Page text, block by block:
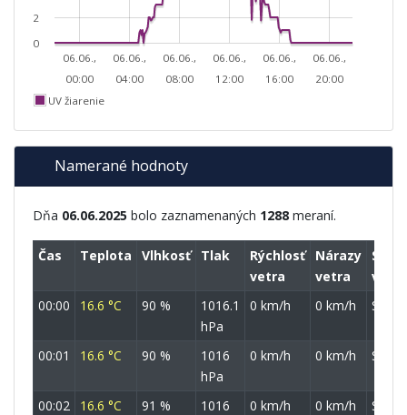
06.06.,
00:00
06.06.,
04:00
06.06.,
08:00
06.06.,
12:00
06.06.,
16:00
06.06.,
20:00
0
2
UV žiarenie
Namerané hodnoty
Dňa 06.06.2025 bolo zaznamenaných 1288 meraní.
Čas Teplota Vlhkosť Tlak
Rýchlosť
vetra
Nárazy
vetra
Smer
vetra
00:00
16.6 °C 90 %
1016.1
hPa
0 km/h 0 km/h S
00:01 16.6 °C 90 %
1016
hPa
0 km/h 0 km/h S
00:02 16.6 °C 91 %
1016
0 km/h 0 km/h SSZ